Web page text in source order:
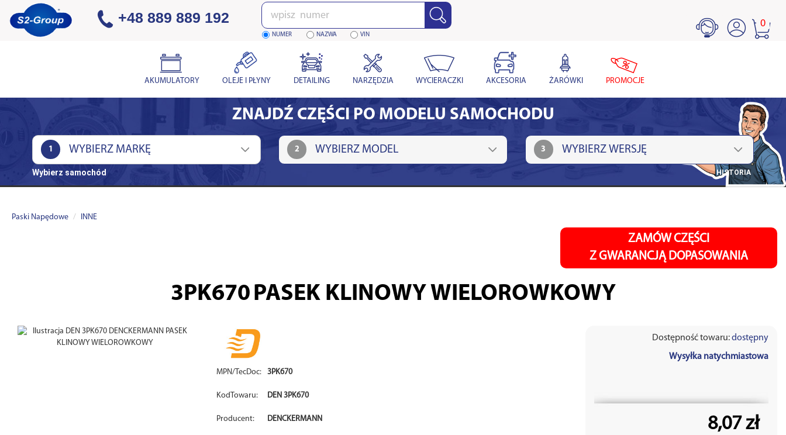
+48 889 889 192 Wpisz
numer
NUMER NAZWA VIN
0
AKUMULATORY OLEJE I PŁYNY DETAILING NARZĘDZIA WYCIERACZKI AKCESORIA ŻARÓWKI PROMOCJE
ZNAJDŹ CZĘŚCI PO MODELU SAMOCHODU
1 2 3
Wybierz samochód HISTORIA
Paski Napędowe INNE
ZAMÓW CZĘŚCI
Z GWARANCJĄ DOPASOWANIA
3PK670 PASEK KLINOWY WIELOROWKOWY
MPN/TecDoc: 3PK670
KodTowaru: DEN 3PK670
Producent: DENCKERMANN
Dostępność towaru:dostępny
Wysyłka natychmiastowa
8,07 zł